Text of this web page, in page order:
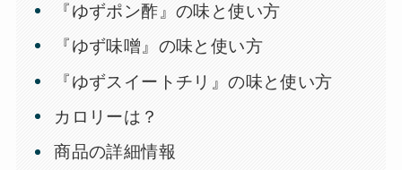
『ゆずポン酢』の味と使い方
『ゆず味噌』の味と使い方
『ゆずスイートチリ』の味と使い方
カロリーは？
商品の詳細情報